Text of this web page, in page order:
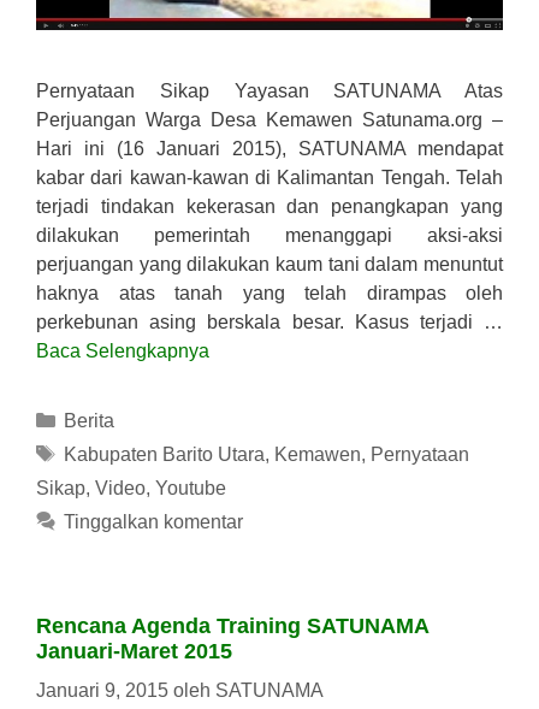
Pernyataan Sikap Yayasan SATUNAMA Atas
Perjuangan Warga Desa Kemawen Satunama.org –
Hari ini (16 Januari 2015), SATUNAMA mendapat
kabar dari kawan-kawan di Kalimantan Tengah. Telah
terjadi tindakan kekerasan dan penangkapan yang
dilakukan pemerintah menanggapi aksi-aksi
perjuangan yang dilakukan kaum tani dalam menuntut
haknya atas tanah yang telah dirampas oleh
perkebunan asing berskala besar. Kasus terjadi …
Baca Selengkapnya
Kategori
Berita
Tag
Kabupaten Barito Utara, Kemawen, Pernyataan
Sikap, Video, Youtube
Tinggalkan komentar
Rencana Agenda Training SATUNAMA
Januari-Maret 2015
Januari 9, 2015 oleh SATUNAMA